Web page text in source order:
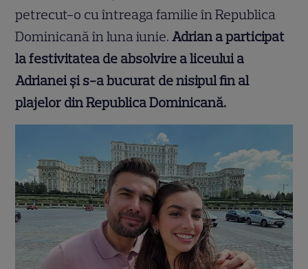
petrecut-o cu întreaga familie în Republica
Dominicană în luna iunie.Adrian a participat
la festivitatea de absolvire a liceului a
Adrianei și s-a bucurat de nisipul fin al
plajelor din Republica Dominicană.